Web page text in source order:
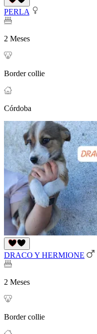
PERLA
2 Meses
Border collie
Córdoba
DRACO Y HERMIONE
2 Meses
Border collie